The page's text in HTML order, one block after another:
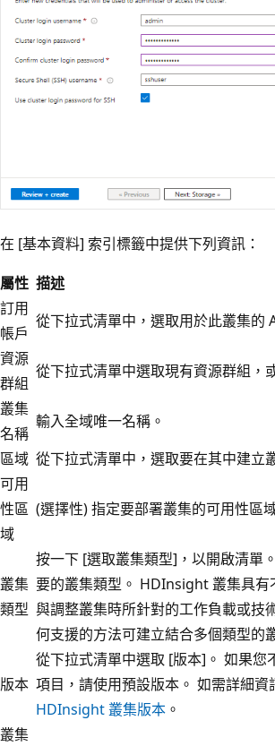
在 [基本資料] 索引標籤中提供下列資訊：
屬性 描述
訂用
帳戶
從下拉式清單中，選取用於此叢集的
資源
群組
從下拉式清單中選取現有資源群組，
叢集
名稱
輸入全域唯一名稱。
區域 從下拉式清單中，選取要在其中建立
可用
性區
域
(選擇性) 指定要部署叢集的可用性區
叢集
類型
按一下 [選取叢集類型] ，以開啟清單
要的叢集類型。 HDInsight 叢集具有
與調整叢集時所針對的工作負載或技
何支援的方法可建立結合多個類型的
版本
從下拉式清單中選取 [版本] 。 如果您
項目，請使用預設版本。 如需詳細資
HDInsight 叢集版本 。
叢集